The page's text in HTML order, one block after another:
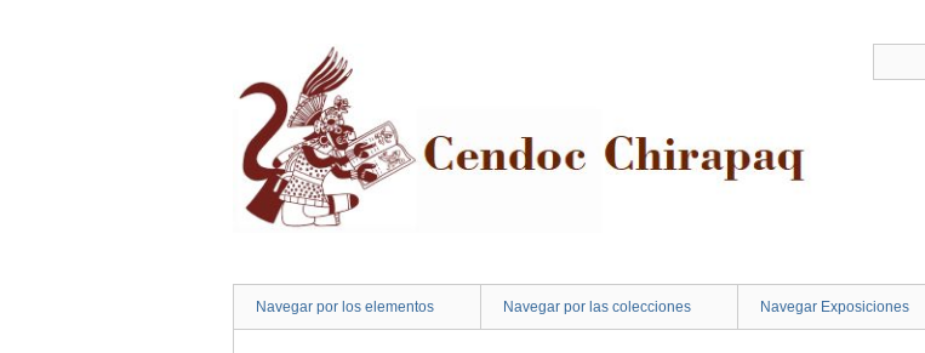
Navegar por los elementos Navegar por las colecciones Navegar Exposiciones